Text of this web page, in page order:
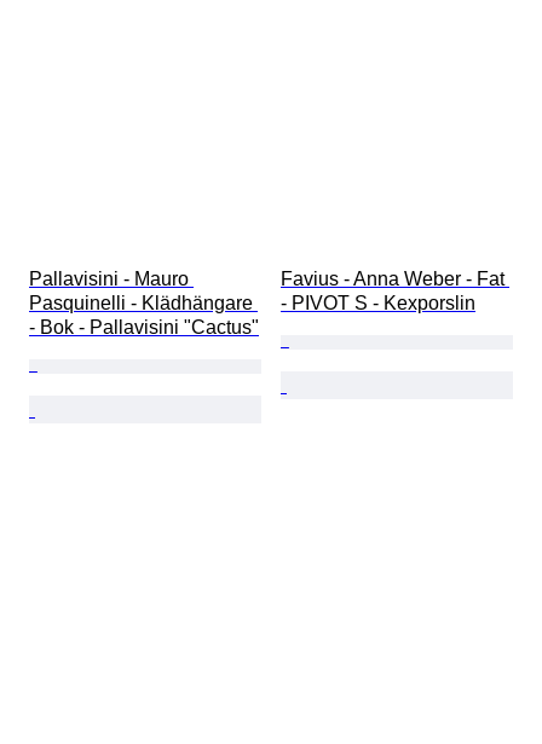
Pallavisini - Mauro
Pasquinelli - Klädhängare
- Bok - Pallavisini "Cactus"
Favius - Anna Weber - Fat
- PIVOT S - Kexporslin